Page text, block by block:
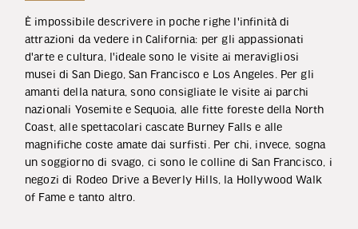
È impossibile descrivere in poche righe l'infinità di
attrazioni da vedere in California: per gli appassionati
d'arte e cultura, l'ideale sono le visite ai meravigliosi
musei di San Diego, San Francisco e Los Angeles. Per gli
amanti della natura, sono consigliate le visite ai parchi
nazionali Yosemite e Sequoia, alle fitte foreste della North
Coast, alle spettacolari cascate Burney Falls e alle
magnifiche coste amate dai surfisti. Per chi, invece, sogna
un soggiorno di svago, ci sono le colline di San Francisco, i
negozi di Rodeo Drive a Beverly Hills, la Hollywood Walk
of Fame e tanto altro.